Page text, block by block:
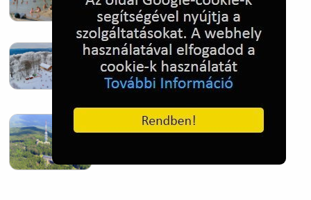
Hóban gyakran gazdag télen a
Kékestető
2022. Nov. 01.
Kékestető település